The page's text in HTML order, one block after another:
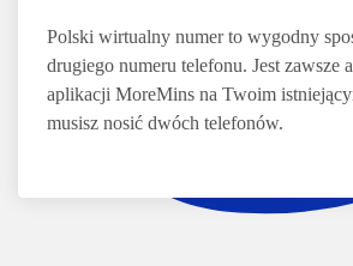
Polski wirtualny numer to wygodny
drugiego numeru telefonu. Jest zawsze
aplikacji MoreMins na Twoim
musisz nosić dwóch telefonów.